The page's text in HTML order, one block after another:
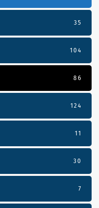
35
104
86
124
11
30
7